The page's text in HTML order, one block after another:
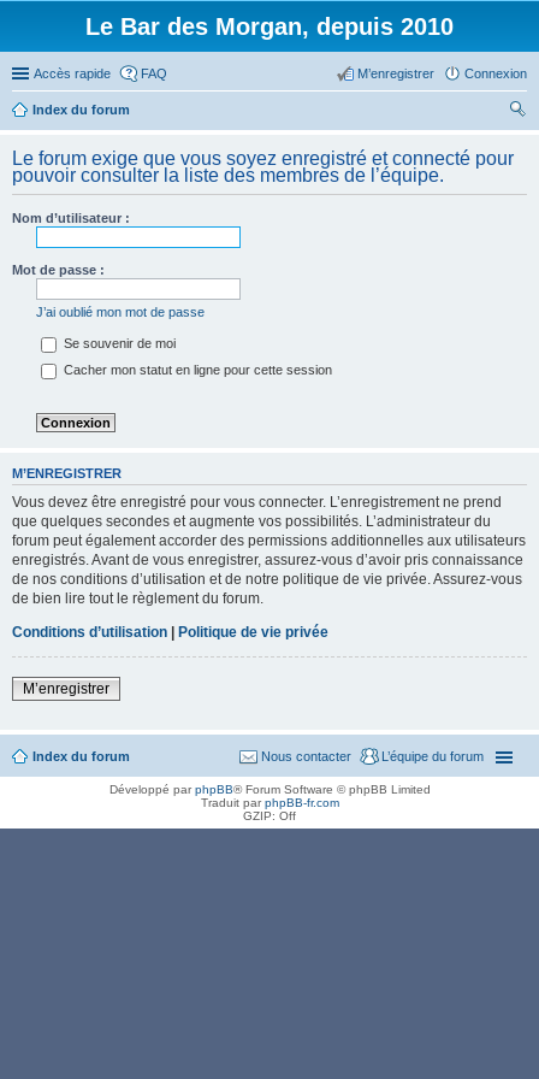
Le Bar des Morgan, depuis 2010
Accès rapide FAQ Connexion
M’enregistrer
Index du forum
her
ch
Le forum exige que vous soyez enregistré et connecté pour
pouvoir consulter la liste des membres de l’équipe.
Nom d’utilisateur :
Mot de passe :
J’ai oublié mon mot de passe
Se souvenir de moi
Cacher mon statut en ligne pour cette session
M’ENREGISTRER
Vous devez être enregistré pour vous connecter. L’enregistrement ne prend
que quelques secondes et augmente vos possibilités. L’administrateur du
forum peut également accorder des permissions additionnelles aux utilisateurs
enregistrés. Avant de vous enregistrer, assurez-vous d’avoir pris connaissance
de nos conditions d’utilisation et de notre politique de vie privée. Assurez-vous
de bien lire tout le règlement du forum.
Conditions d’utilisation | Politique de vie privée
M’enregistrer
Index du forum L’équipe du forum
Nous contacter
Développé parphpBB® Forum Software © phpBB Limited
Traduit parphpBB-fr.com
GZIP: Off